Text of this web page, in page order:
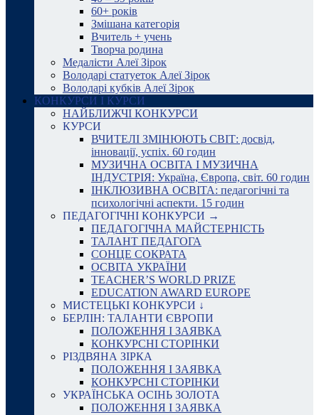
60+ років
Змішана категорія
Вчитель + учень
Творча родина
Медалісти Алеї Зірок
Володарі статуеток Алеї Зірок
Володарі кубків Алеї Зірок
КОНКУРСИ І КУРСИ
НАЙБЛИЖЧІ КОНКУРСИ
КУРСИ
ВЧИТЕЛІ ЗМІНЮЮТЬ СВІТ: досвід,
інновації, успіх. 60 годин
МУЗИЧНА ОСВІТА І МУЗИЧНА
ІНДУСТРІЯ: Україна, Європа, світ. 60 годин
ІНКЛЮЗИВНА ОСВІТА: педагогічні та
психологічні аспекти. 15 годин
ПЕДАГОГІЧНІ КОНКУРСИ →
ПЕДАГОГІЧНА МАЙСТЕРНІСТЬ
ТАЛАНТ ПЕДАГОГА
СОНЦЕ СОКРАТА
ОСВІТА УКРАЇНИ
TEACHER’S WORLD PRIZE
EDUCATION AWARD EUROPE
МИСТЕЦЬКІ КОНКУРСИ ↓
БЕРЛІН: ТАЛАНТИ ЄВРОПИ
ПОЛОЖЕННЯ І ЗАЯВКА
КОНКУРСНІ СТОРІНКИ
РІЗДВЯНА ЗІРКА
ПОЛОЖЕННЯ І ЗАЯВКА
КОНКУРСНІ СТОРІНКИ
УКРАЇНСЬКА ОСІНЬ ЗОЛОТА
ПОЛОЖЕННЯ І ЗАЯВКА